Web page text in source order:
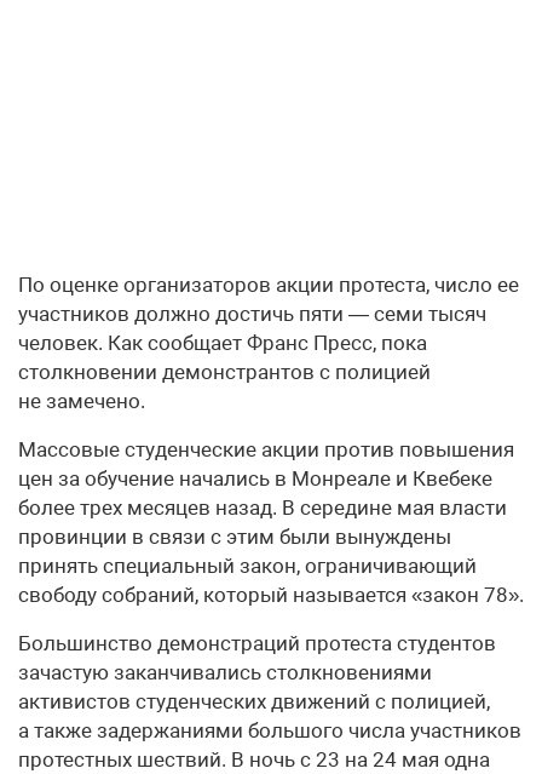
По оценке организаторов акции протеста, число ее
участников должно достичь пяти — семи тысяч
человек. Как сообщает Франс Пресс, пока
столкновении демонстрантов с полицией
не замечено.
Массовые студенческие акции против повышения
цен за обучение начались в Монреале и Квебеке
более трех месяцев назад. В середине мая власти
провинции в связи с этим были вынуждены
принять специальный закон, ограничивающий
свободу собраний, который называется «закон 78».
Большинство демонстраций протеста студентов
зачастую заканчивались столкновениями
активистов студенческих движений с полицией,
а также задержаниями большого числа участников
протестных шествий. В ночь с 23 на 24 мая одна